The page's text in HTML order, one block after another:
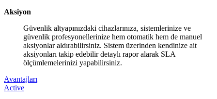
Aksiyon
Güvenlik altyapınızdaki cihazlarınıza, sistemlerinize ve
güvenlik profesyonellerinize hem otomatik hem de manuel
aksiyonlar aldırabilirsiniz. Sistem üzerinden kendinize ait
aksiyonları takip edebilir detaylı rapor alarak SLA
ölçümlemelerinizi yapabilirsiniz.
Avantajları
Active